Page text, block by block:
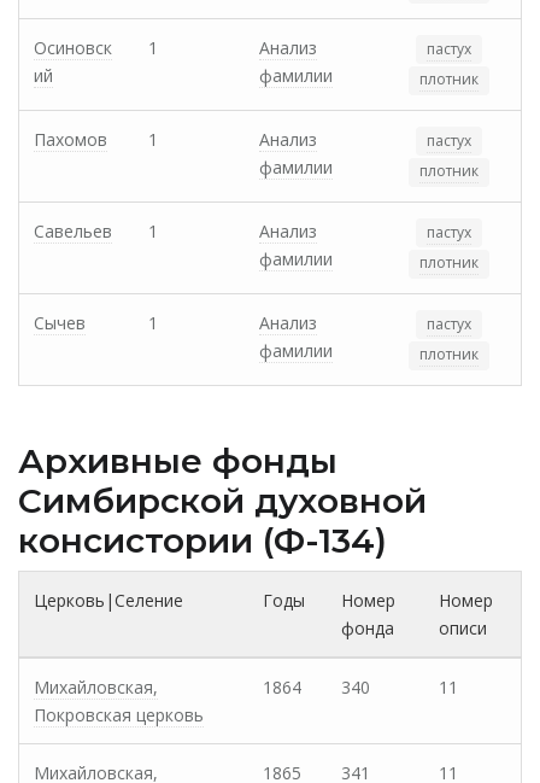
Осиновск
ий
1
Анализ
фамилии
пастух
плотник
Пахомов 1
Анализ
фамилии
пастух
плотник
Савельев 1
Анализ
фамилии
пастух
плотник
Сычев 1
Анализ
фамилии
пастух
плотник
Архивные фонды
Cимбирской духовной
консистории (Ф-134)
Церковь|Селение Годы
Номер
фонда
Номер
описи
Михайловская,
Покровская церковь
1864 340 11
Михайловская, 1865 341 11